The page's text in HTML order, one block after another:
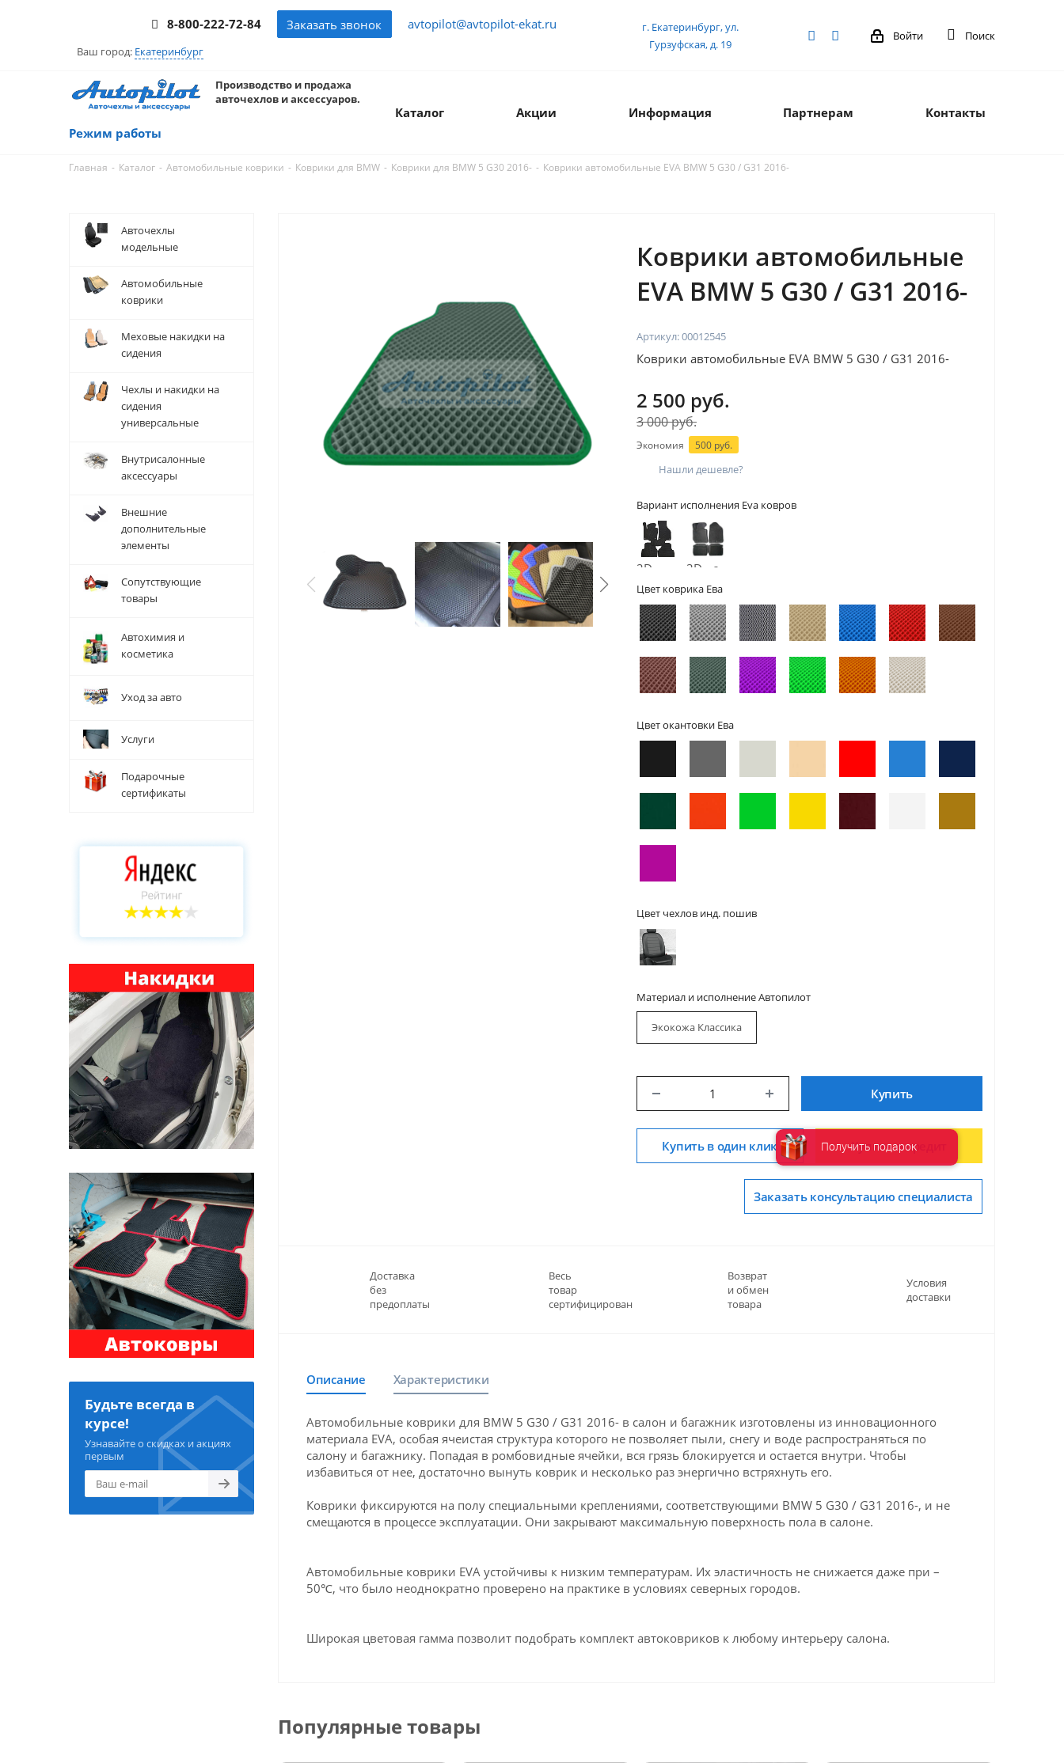
8-800-222-72-84 Заказать звонок avtopilot@avtopilot-ekat.ru
Ваш город: Екатеринбург
г. Екатеринбург, ул.
Гурзуфская, д. 19
Войти Поиск
Производство и продажа
авточехлов и аксессуаров.
Режим работы
Каталог Акции Информация Партнерам Контакты
Главная - Каталог - Автомобильные коврики - Коврики для BMW - Коврики для BMW 5 G30 2016- - Коврики автомобильные EVA BMW 5 G30 / G31 2016-
Авточехлы
модельные
Автомобильные
коврики
Меховые накидки на
сидения
Чехлы и накидки на
сидения
универсальные
Внутрисалонные
аксессуары
Внешние
дополнительные
элементы
Сопутствующие
товары
Автохимия и
косметика
Уход за авто
Услуги
Подарочные
сертификаты
Будьте всегда в
курсе!
Узнавайте о скидках и акциях
первым
Коврики автомобильные
EVA BMW 5 G30 / G31 2016-
Артикул:00012545
Коврики автомобильные EVA BMW 5 G30 / G31 2016-
2 500 руб.
3 000 руб.
Экономия 500 руб.
Нашли дешевле?
Вариант исполнения Eva ковров
2D -
без
бортов
3D - с
бортами
Цвет коврика Ева
Цвет окантовки Ева
Цвет чехлов инд. пошив
Материал и исполнение Автопилот
Экокожа Классика
Купить
Купить в один клик Купить в кредит
Заказать консультацию специалиста
Доставка
без
предоплаты
Весь
товар
сертифицирован
Возврат
и обмен
товара
Условия
доставки
Описание Характеристики
Автомобильные коврики для BMW 5 G30 / G31 2016- в салон и багажник изготовлены из инновационного
материала EVA, особая ячеистая структура которого не позволяет пыли, снегу и воде распространяться по
салону и багажнику. Попадая в ромбовидные ячейки, вся грязь блокируется и остается внутри. Чтобы
избавиться от нее, достаточно вынуть коврик и несколько раз энергично встряхнуть его.
Коврики фиксируются на полу специальными креплениями, соответствующими BMW 5 G30 / G31 2016-, и не
смещаются в процессе эксплуатации. Они закрывают максимальную поверхность пола в салоне.
Автомобильные коврики EVA устойчивы к низким температурам. Их эластичность не снижается даже при –
50℃, что было неоднократно проверено на практике в условиях северных городов.
Широкая цветовая гамма позволит подобрать комплект автоковриков к любому интерьеру салона.
Популярные товары
Получить подарок